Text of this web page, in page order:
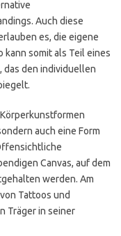
Auch diese
es, die eigene
kann somit als Teil eines
den individuellen
auch eine Form
Canvas, auf dem
werden. Am
Tattoos und
Träger in seiner